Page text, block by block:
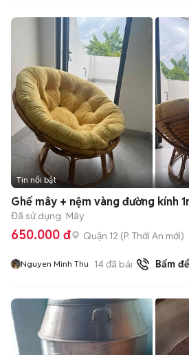
Tin nổi bật
Ghế mây + nệm vàng đường kính
Đã sử dụng Mây
650.000 đ Quận 12 (P. Thới An mới)
Nguyen Minh Thu 14đã bán Bấm